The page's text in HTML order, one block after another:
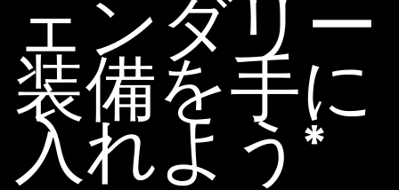
し
た
も
の
と
み
な
さ
ェンダリー
装備を手に
入れよう*